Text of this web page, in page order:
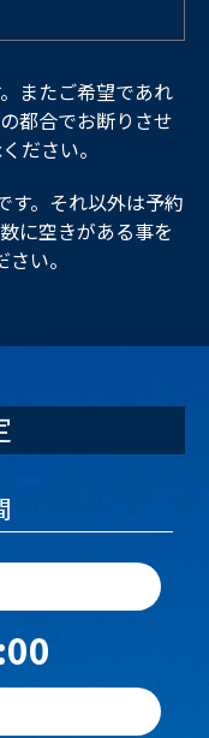
またご希望であれ
都合でお断りさせ
ださい。
す。それ以外は予約
に空きがある事を
い。